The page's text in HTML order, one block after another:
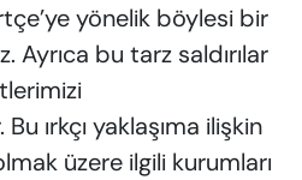
yönelik böylesi bir
Ayrıca bu tarz saldırılar
ırkçı yaklaşıma ilişkin
üzere ilgili kurumları